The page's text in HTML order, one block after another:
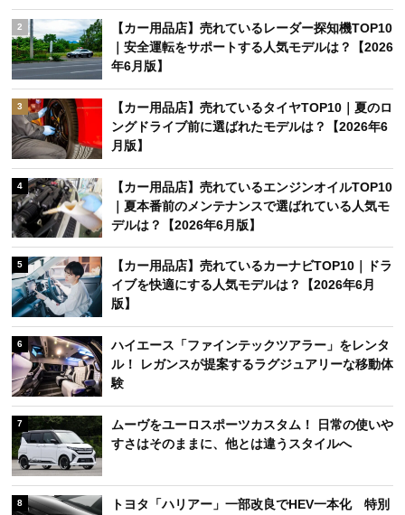
2
【カー用品店】売れているレーダー探知機TOP10
｜安全運転をサポートする人気モデルは？【2026
年6月版】
3
【カー用品店】売れているタイヤTOP10｜夏のロ
ングドライブ前に選ばれたモデルは？【2026年6
月版】
4
【カー用品店】売れているエンジンオイルTOP10
｜夏本番前のメンテナンスで選ばれている人気モ
デルは？【2026年6月版】
5
【カー用品店】売れているカーナビTOP10｜ドラ
イブを快適にする人気モデルは？【2026年6月
版】
6
ハイエース「ファインテックツアラー」をレンタ
ル！ レガンスが提案するラグジュアリーな移動体
験
7
ムーヴをユーロスポーツカスタム！ 日常の使いや
すさはそのままに、他とは違うスタイルへ
8
トヨタ「ハリアー」一部改良でHEV一本化 特別